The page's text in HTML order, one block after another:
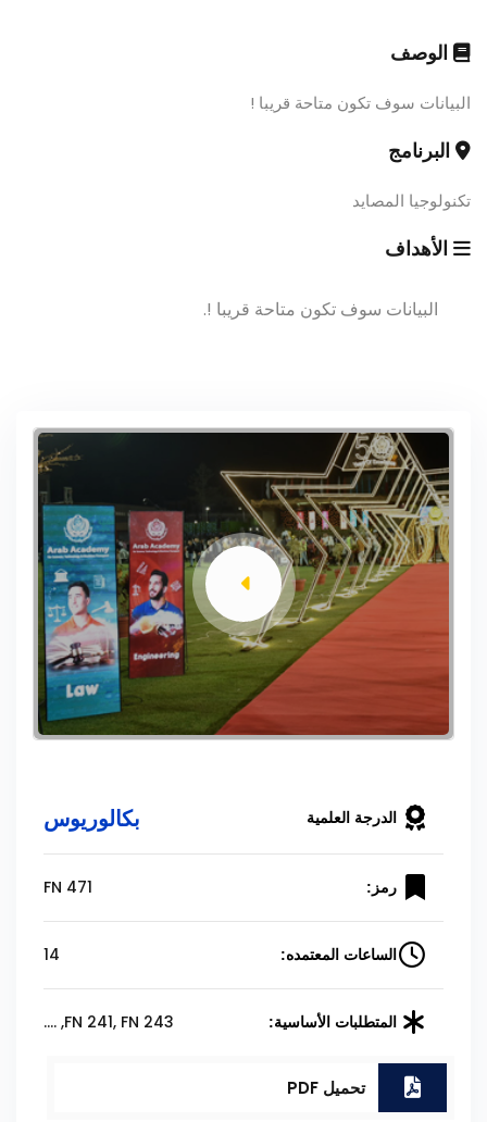
الوصف
البيانات سوف تكون متاحة قريبا !
البرنامج
تكنولوجيا المصايد
الأهداف
البيانات سوف تكون متاحة قريبا !.
الدرجة العلمية بكالوريوس
رمز: FN 471
الساعات المعتمده: 14
المتطلبات الأساسية: FN 241, FN 243, ....
تحميل PDF